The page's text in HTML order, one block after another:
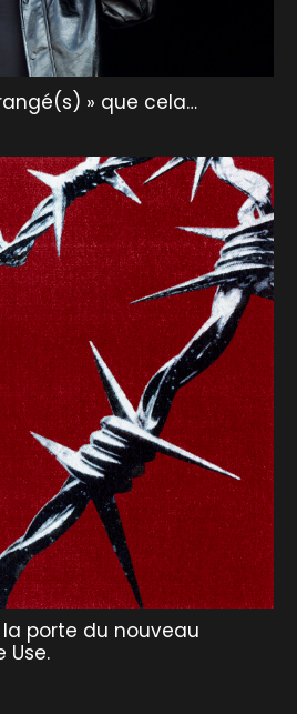
» que cela…
la porte du nouveau
Use.